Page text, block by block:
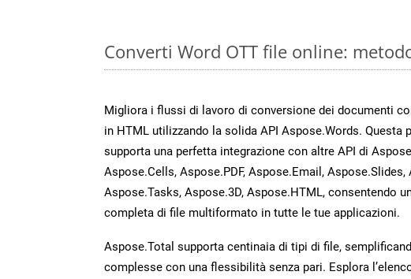
Converti Word OTT file online:
Migliora i flussi di lavoro di conversione dei documenti
in HTML utilizzando la solida API Aspose.Words. Questa
supporta una perfetta integrazione con altre API di
Aspose.Cells, Aspose.PDF, Aspose.Email, Aspose.Slides,
Aspose.Tasks, Aspose.3D, Aspose.HTML, consentendo
completa di file multiformato in tutte le tue applicazioni.
Aspose.Total supporta centinaia di tipi di file,
complesse con una flessibilità senza pari. Esplora